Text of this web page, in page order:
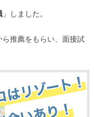
」しました。
推薦をもらい、面接試